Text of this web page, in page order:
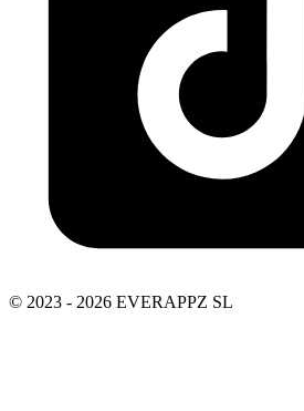
© 2023 - 2026 EVERAPPZ SL